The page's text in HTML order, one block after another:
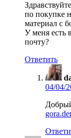
по покупке
материал с
У меня есть
почту?
Ответить
04/04/